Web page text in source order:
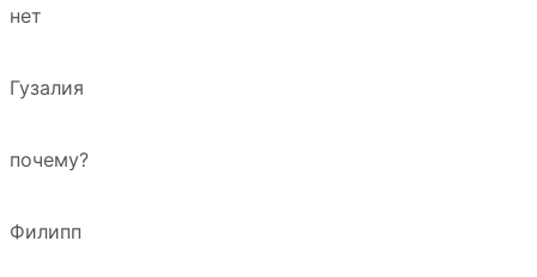
нет
Гузалия
почему?
Филипп